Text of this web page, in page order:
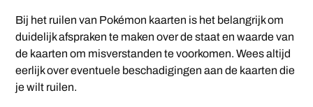
Bij het ruilen van Pokémon kaarten is het belangrijk om
duidelijk afspraken te maken over de staat en waarde van
de kaarten om misverstanden te voorkomen. Wees altijd
eerlijk over eventuele beschadigingen aan de kaarten die
je wilt ruilen.